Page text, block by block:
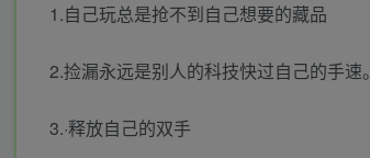
1.自己玩总是抢不到自己想要的藏品
2.捡漏永远是别人的科技快过自己的手速。
3.·释放自己的双手